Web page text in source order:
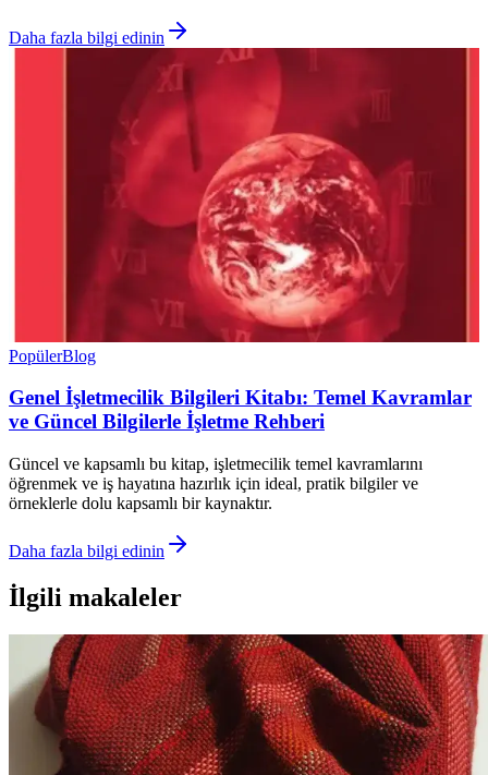
Daha fazla bilgi edinin
PopülerBlog
Genel İşletmecilik Bilgileri Kitabı: Temel Kavramlar
ve Güncel Bilgilerle İşletme Rehberi
Güncel ve kapsamlı bu kitap, işletmecilik temel kavramlarını
öğrenmek ve iş hayatına hazırlık için ideal, pratik bilgiler ve
örneklerle dolu kapsamlı bir kaynaktır.
Daha fazla bilgi edinin
İlgili makaleler